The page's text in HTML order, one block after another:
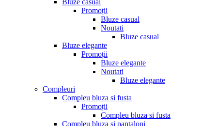
Bluze casual
Promoții
Bluze casual
Noutati
Bluze casual
Bluze elegante
Promoții
Bluze elegante
Noutati
Bluze elegante
Compleuri
Compleu bluza si fusta
Promoții
Compleu bluza si fusta
Compleu bluza si pantaloni